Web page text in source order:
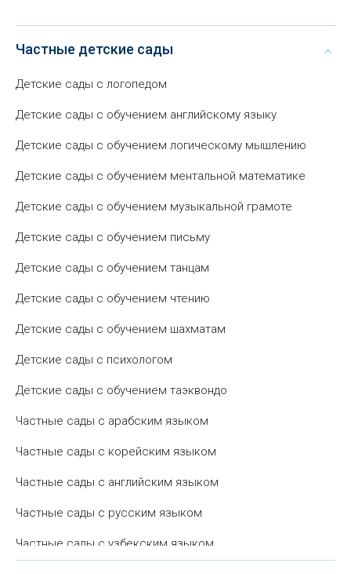
Частные детские сады
Детские сады с логопедом
Детские сады с обучением английскому языку
Детские сады с обучением логическому мышлению
Детские сады с обучением ментальной математике
Детские сады с обучением музыкальной грамоте
Детские сады с обучением письму
Детские сады с обучением танцам
Детские сады с обучением чтению
Детские сады с обучением шахматам
Детские сады с психологом
Детские сады с обучением таэквондо
Частные сады с арабским языком
Частные сады с корейским языком
Частные сады с английским языком
Частные сады с русским языком
Частные сады с узбекским языком